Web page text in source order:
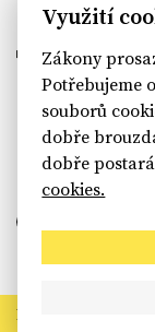
Návrh a vývoj: Sinfin ,
sinfin.digital
Rekonstrukce státu
Využití
Zákony
Potřebujeme
souborů
dobře
dobře
cookies.